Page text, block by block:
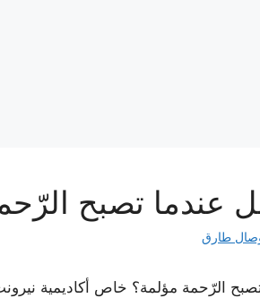
عندما تصبح
طارق
الرّحمة مؤلمة؟ خاص أكاديمية